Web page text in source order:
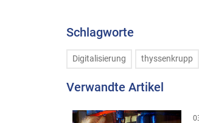
Schlagworte
Digitalisierung thyssenkrupp
Verwandte Artikel